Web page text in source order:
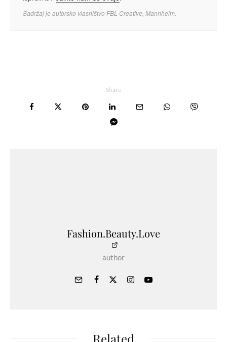
Sadržaj je autorsko vlasništvo FBL Creative, Mannheim.
Share
Fashion.Beauty.Love
author
Related